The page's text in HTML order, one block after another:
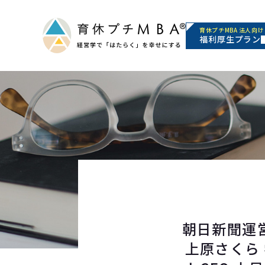
育休プチMBA 法人向け
福利厚生プラン
朝日新聞
上原さく